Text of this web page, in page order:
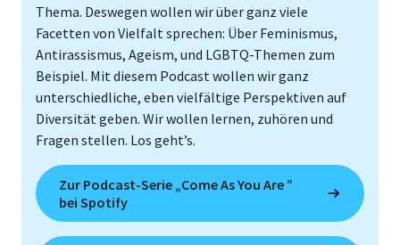
Thema. Deswegen wollen wir über ganz viele
Facetten von Vielfalt sprechen: Über Feminismus,
Antirassismus, Ageism, und LGBTQ-Themen zum
Beispiel. Mit diesem Podcast wollen wir ganz
unterschiedliche, eben vielfältige Perspektiven auf
Diversität geben. Wir wollen lernen, zuhören und
Fragen stellen. Los geht’s.
Zur Podcast-Serie „Come As You Are ”
bei Spotify